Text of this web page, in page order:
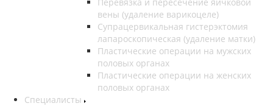
вены (удаление варикоцеле)
Супрацервикальная гистерэктомия
лапароскопическая (удаление матки)
Пластические операции на мужских
половых органах
Пластические операции на женских
половых органах
Специалисты